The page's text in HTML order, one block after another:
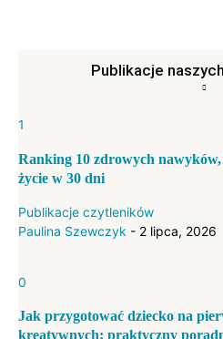
Publikacje
1
Ranking 10 zdrowych
życie w 30 dni
Publikacje czytleników
Paulina Szewczyk - 2 lipca, 2026
0
Jak przygotować dziecko na
kreatywnych: praktyczny